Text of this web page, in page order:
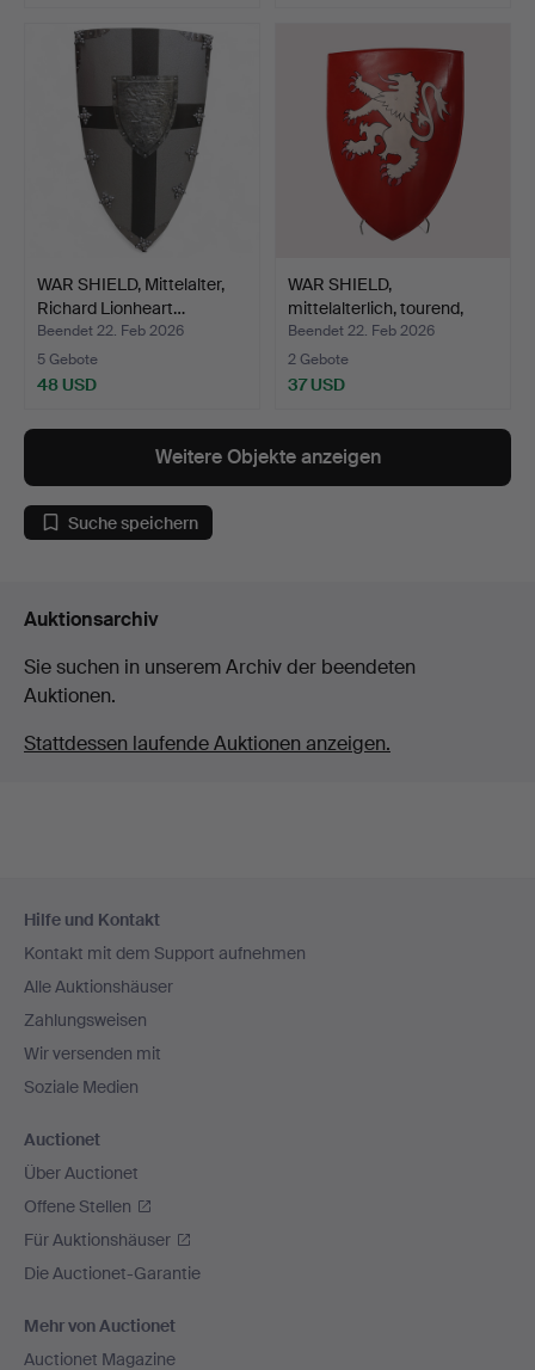
WAR SHIELD, Mittelalter,
Richard Lionheart…
Beendet 22. Feb 2026
5 Gebote
48 USD
WAR SHIELD,
mittelalterlich, tourend,
Meta…
Beendet 22. Feb 2026
2 Gebote
37 USD
Weitere Objekte anzeigen
Suche speichern
Auktionsarchiv
Sie suchen in unserem Archiv der beendeten
Auktionen.
Stattdessen laufende Auktionen anzeigen.
Navigation
Hilfe und Kontakt
Kontakt mit dem Support aufnehmen
Alle Auktionshäuser
Zahlungsweisen
Wir versenden mit
Soziale Medien
Auctionet
Über Auctionet
Offene Stellen
Für Auktionshäuser
Die Auctionet-Garantie
Mehr von Auctionet
Auctionet Magazine